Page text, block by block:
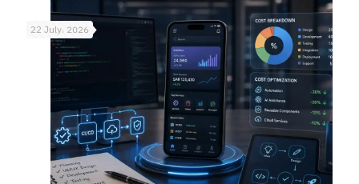
22 July، 2026